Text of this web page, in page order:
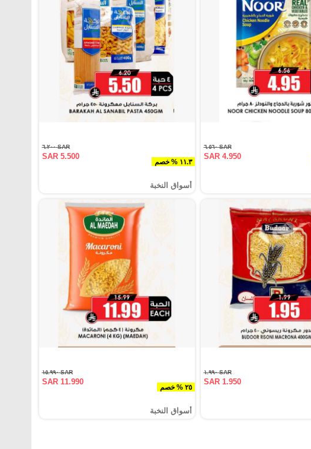
SAR ٦.٥٦٠
SAR 4.950
١١.٣ % خصم
SAR ٦.٢٠٠
SAR 5.500
أسواق النخبة
SAR ١.٩٩٠
SAR 1.950
٢٥ % خصم
SAR ١٥.٩٩٠
SAR 11.990
أسواق النخبة